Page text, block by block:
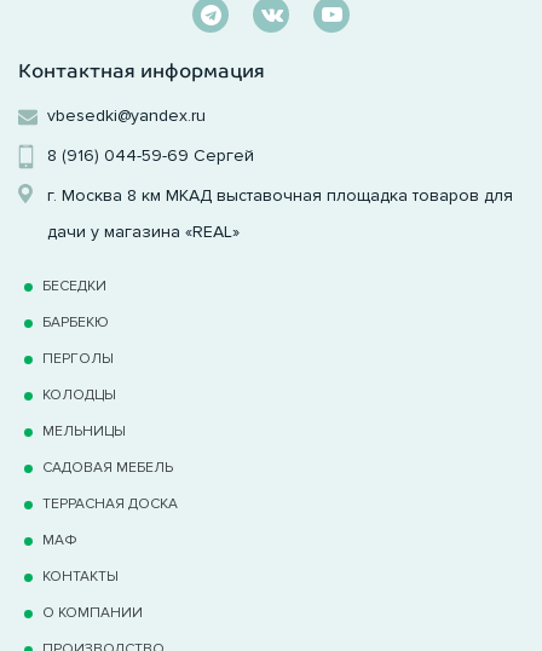
Контактная информация
vbesedki@yandex.ru
8 (916) 044-59-69 Сергей
г. Москва 8 км МКАД выставочная площадка товаров для
дачи у магазина «REAL»
БЕСЕДКИ
БАРБЕКЮ
ПЕРГОЛЫ
КОЛОДЦЫ
МЕЛЬНИЦЫ
САДОВАЯ МЕБЕЛЬ
ТЕРРАCНАЯ ДОСКА
МАФ
КОНТАКТЫ
О КОМПАНИИ
ПРОИЗВОДСТВО